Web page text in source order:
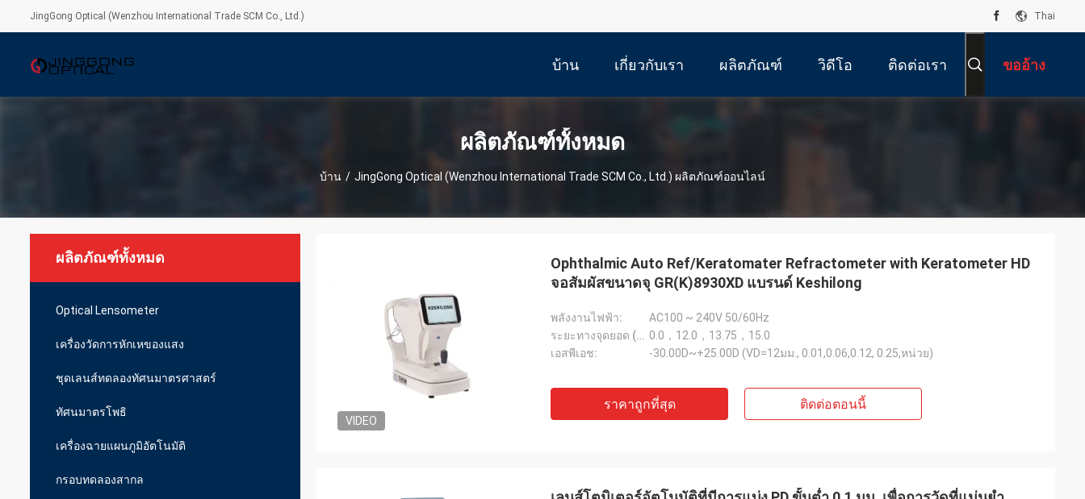
JingGong Optical (Wenzhou International Trade SCM Co., Ltd.) Thai
บ้าน เกี่ยวกับเรา ผลิตภัณฑ์ วิดีโอ ติดต่อเรา ขออ้าง
ผลิตภัณฑ์ทั้งหมด
บ้าน / JingGong Optical (Wenzhou International Trade SCM Co., Ltd.) ผลิตภัณฑ์ออนไลน์
ผลิตภัณฑ์ทั้งหมด
Optical Lensometer
เครื่องวัดการหักเหของแสง
ชุดเลนส์ทดลองทัศนมาตรศาสตร์
ทัศนมาตรโพธิ
เครื่องฉายแผนภูมิอัตโนมัติ
กรอบทดลองสากล
VIDEO
Ophthalmic Auto Ref/Keratomater Refractometer with Keratometer HD
จอสัมผัสขนาดจุ GR(K)8930XD แบรนด์ Keshilong
พลังงานไฟฟ้า:
AC100 ~ 240V 50/60Hz
ระยะทางจุดยอด (VD): 0.0，12.0，13.75，15.0
เอสพีเอช:
-30.00D~+25.00D (VD=12มม., 0.01,0.06,0.12, 0.25,หน่วย)
ราคาถูกที่สุด ติดต่อตอนนี้